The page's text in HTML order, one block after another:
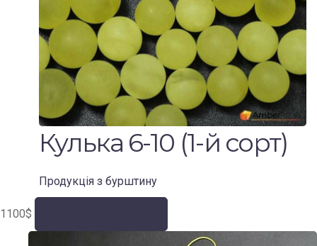
Кулька 6-10 (1-й сорт)
Продукція з бурштину
1100$